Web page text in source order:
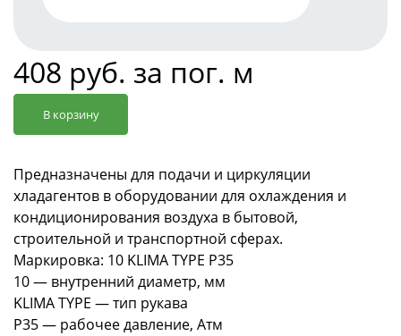
408 руб. за пог. м
В корзину
Предназначены для подачи и циркуляции
хладагентов в оборудовании для охлаждения и
кондиционирования воздуха в бытовой,
строительной и транспортной сферах.
Маркировка: 10 KLIMA TYPE P35
10 — внутренний диаметр, мм
KLIMA TYPE — тип рукава
Р35 — рабочее давление, Атм